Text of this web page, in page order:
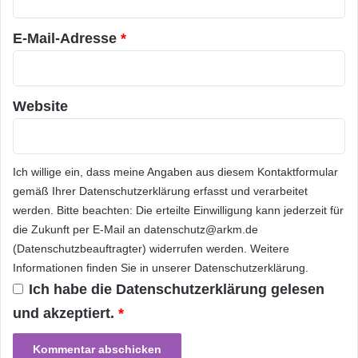
Welchen Stellenwert hat das Serviceverhalten
beim Management? – Business Relationship
Management
denn noch?
Der Wolke kann man sich nicht entziehen. Aus
der Virtualisierungstechnik endstanden,
entpuppen sich wahre Goldgruben von
Anwendungen und scheinbar unbegrenzte
Kapazitäten aus der Steckdose. Dadurch
entstehen nun völlig neue Herausforderungen,
*
E-Mail-Adresse *
Website
Ich willige ein, dass meine Angaben aus diesem Kontaktformular
gemäß Ihrer Datenschutzerklärung erfasst und verarbeitet
werden. Bitte beachten: Die erteilte Einwilligung kann jederzeit für
die Zukunft per E-Mail an datenschutz@arkm.de
(Datenschutzbeauftragter) widerrufen werden. Weitere
Informationen finden Sie in unserer Datenschutzerklärung
Ich habe die Datenschutzerklärung gelesen
und akzeptiert. *